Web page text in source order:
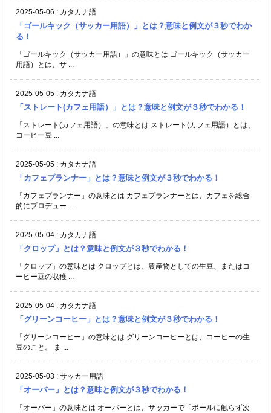
2025-05-06 : カタカナ語
「ゴールキック（サッカー用語）」とは？意味と例文が３秒でわか
る！
「ゴールキック（サッカー用語）」の意味とは ゴールキック（サッカー
用語）とは、サ ...
2025-05-05 : カタカナ語
「ストレート(カフェ用語）」とは？意味と例文が３秒でわかる！
「ストレート(カフェ用語）」の意味とは ストレート(カフェ用語）とは、
コーヒー豆 ...
2025-05-05 : カタカナ語
「カフェプランナー」とは？意味と例文が３秒でわかる！
「カフェプランナー」の意味とは カフェプランナーとは、カフェを総合
的にプロデュー ...
2025-05-04 : カタカナ語
「クロップ」とは？意味と例文が３秒でわかる！
「クロップ」の意味とは クロップとは、農産物としての生豆、またはコ
ーヒー豆の収穫 ...
2025-05-04 : カタカナ語
「グリーンコーヒー」とは？意味と例文が３秒でわかる！
「グリーンコーヒー」の意味とは グリーンコーヒーとは、コーヒーの生
豆のこと。 ま ...
2025-05-03 : サッカー用語
「オーバー」とは？意味と例文が３秒でわかる！
「オーバー」の意味とは オーバーとは、サッカーで「ボールに触らず次